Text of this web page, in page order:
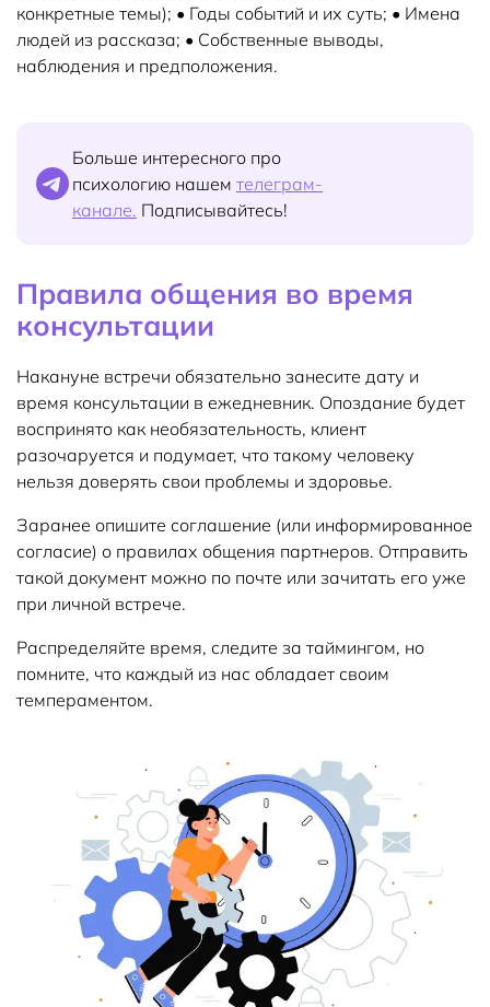
конкретные темы); • Годы событий и их суть; • Имена
людей из рассказа; • Собственные выводы,
наблюдения и предположения.
Больше интересного про
психологию нашем телеграм-
канале. Подписывайтесь!
Правила общения во время
консультации
Накануне встречи обязательно занесите дату и
время консультации в ежедневник. Опоздание будет
воспринято как необязательность, клиент
разочаруется и подумает, что такому человеку
нельзя доверять свои проблемы и здоровье.
Заранее опишите соглашение (или информированное
согласие) о правилах общения партнеров. Отправить
такой документ можно по почте или зачитать его уже
при личной встрече.
Распределяйте время, следите за таймингом, но
помните, что каждый из нас обладает своим
темпераментом.